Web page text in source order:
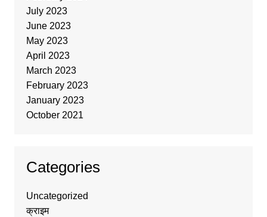
July 2023
June 2023
May 2023
April 2023
March 2023
February 2023
January 2023
October 2021
Categories
Uncategorized
क्राइम